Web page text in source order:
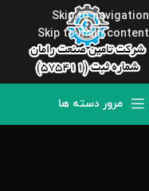
Skip to navigation
Skip to main content
مرور دسته ها